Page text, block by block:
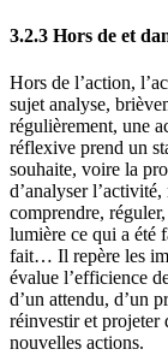
3.2.3 Hors de et
Hors de l’action,
sujet analyse,
régulièrement, une
réflexive prend un
souhaite, voire la
d’analyser
comprendre,
lumière ce qui a été
fait… Il repère les
évalue l’efficience
d’un attendu, d’un
réinvestir et projeter
nouvelles actions.